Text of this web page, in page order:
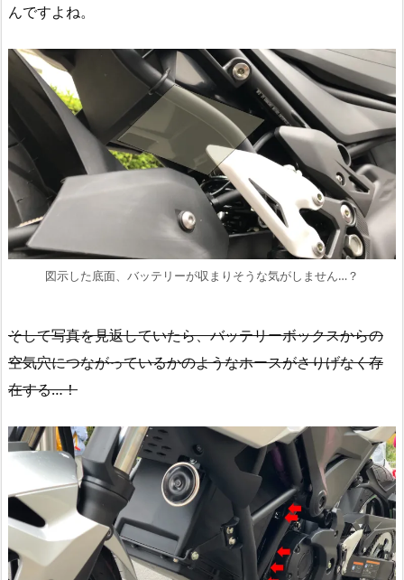
んですよね。
図示した底面、バッテリーが収まりそうな気がしません…？
そして写真を見返していたら、バッテリーボックスからの
空気穴につながっているかのようなホースがさりげなく存
在する…！